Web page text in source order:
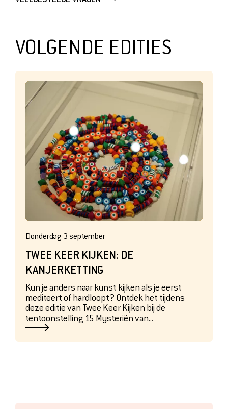
VOLGENDE EDITIES
Donderdag 3 september
TWEE KEER KIJKEN: DE
KANJERKETTING
Kun je anders naar kunst kijken als je eerst
mediteert of hardloopt? Ontdek het tijdens
deze editie van Twee Keer Kijken bij de
tentoonstelling 15 Mysteriën van...